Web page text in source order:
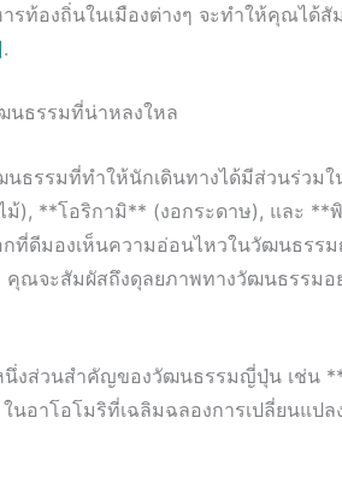
รท้องถิ่นในเมืองต่างๆ จะทำให้คุณได้
.
นธรรมที่น่าหลงใหล
ธรรมที่ทำให้นักเดินทางได้มีส่วนร่วม
ม้), **โอริกามิ** (งอกระดาษ), และ **
กที่ดีมองเห็นความอ่อนไหวในวัฒนธร
คุณจะสัมผัสถึงดุลยภาพทางวัฒนธรรมอ
นึ่งส่วนสำคัญของวัฒนธรรมญี่ปุ่น เช่น
นอาโอโมริที่เฉลิมฉลองการเปลี่ยนแปล